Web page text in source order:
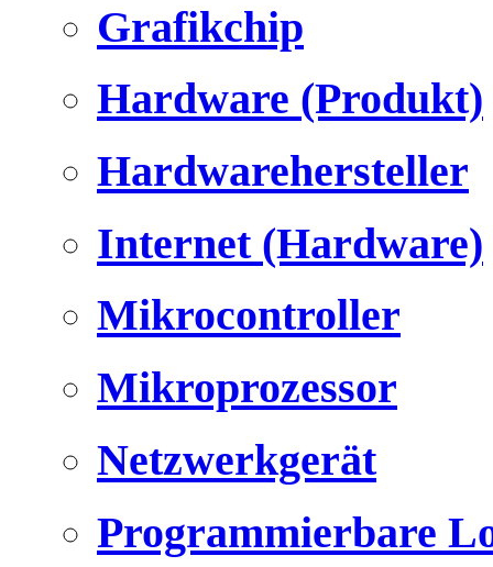
Grafikchip
Hardware (Produkt)
Hardwarehersteller
Internet (Hardware)
Mikrocontroller
Mikroprozessor
Netzwerkgerät
Programmierbare